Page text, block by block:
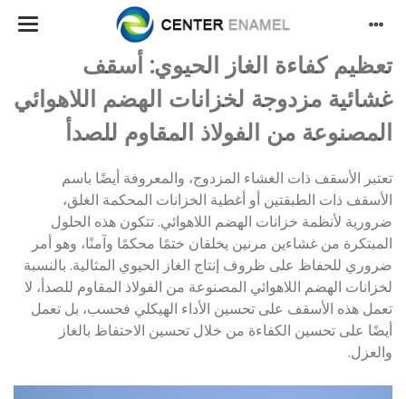
تعظيم كفاءة الغاز الحيوي: أسقف
غشائية مزدوجة لخزانات الهضم اللاهوائي
المصنوعة من الفولاذ المقاوم للصدأ
تعتبر الأسقف ذات الغشاء المزدوج، والمعروفة أيضًا باسم
الأسقف ذات الطبقتين أو أغطية الخزانات المحكمة الغلق،
ضرورية لأنظمة خزانات الهضم اللاهوائي. تتكون هذه الحلول
المبتكرة من غشاءين مرنين يخلقان ختمًا محكمًا وآمنًا، وهو أمر
ضروري للحفاظ على ظروف إنتاج الغاز الحيوي المثالية. بالنسبة
لخزانات الهضم اللاهوائي المصنوعة من الفولاذ المقاوم للصدأ، لا
تعمل هذه الأسقف على تحسين الأداء الهيكلي فحسب، بل تعمل
أيضًا على تحسين الكفاءة من خلال تحسين الاحتفاظ بالغاز
والعزل.